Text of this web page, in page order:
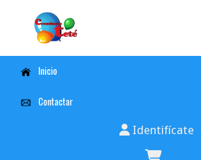
Inicio
Contactar
Identifícate